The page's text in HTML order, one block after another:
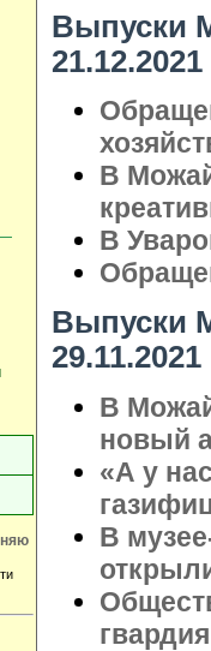
Выпуски
21.12.2021
В
В
Выпуски
29.11.2021
В
новый
«А у
В